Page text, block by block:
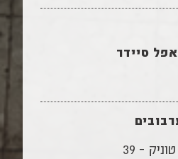
סיידר
– 39